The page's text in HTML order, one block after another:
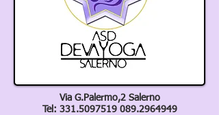
Via G.Palermo,2 Salerno
Tel: 331.5097519 089.2964949